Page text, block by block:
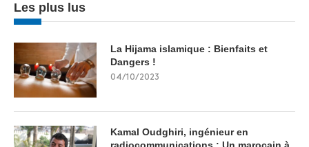
Les plus lus
La Hijama islamique : Bienfaits et
Dangers !
04/10/2023
Kamal Oudghiri, ingénieur en